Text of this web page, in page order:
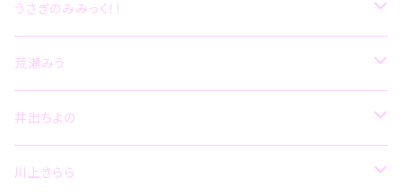
うさぎのみみっく！！
CD
グッズ
荒瀬みう
CD
グッズ
井出ちよの
CD
川上きらら